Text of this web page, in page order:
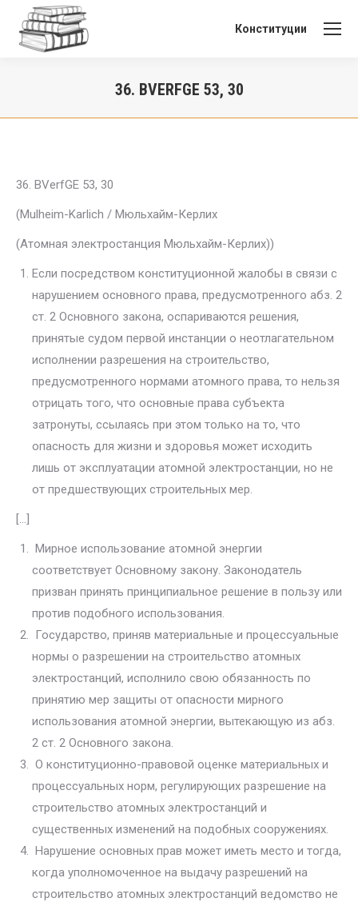
Конституции
36. BVERFGE 53, 30
36. BVerfGE 53, 30
(Mulheim-Karlich / Мюльхайм-Керлих
(Атомная электростанция Мюльхайм-Керлих))
Если посредством конституционной жалобы в связи с
нарушени­ем основного права, предусмотренного абз. 2
ст. 2 Основного закона, оспариваются решения,
принятые судом первой инстанции о неотлага­тельном
исполнении разрешения на строительство,
предусмотренного нормами атомного права, то нельзя
отрицать того, что основные права субъекта
затронуты, ссылаясь при этом только на то, что
опасность для жизни и здоровья может исходить
лишь от эксплуатации атомной элек­тростанции, но не
от предшествующих строительных мер.
[…]
Мирное использование атомной энергии
соответствует Основному закону. Законодатель
призван принять принципиальное решение в поль­зу или
против подобного использования.
Государство, приняв материальные и процессуальные
нормы о раз­решении на строительство атомных
электростанций, исполнило свою обязанность по
принятию мер защиты от опасности мирного
использо­вания атомной энергии, вытекающую из абз.
2 ст. 2 Основного закона.
О конституционно-правовой оценке материальных и
процессуаль­ных норм, регулирующих разрешение на
строительство атомных элек­тростанций и
существенных изменений на подобных сооружениях.
Нарушение основных прав может иметь место и тогда,
когда упол­номоченное на выдачу разрешений на
строительство атомных электро­станций ведомство не